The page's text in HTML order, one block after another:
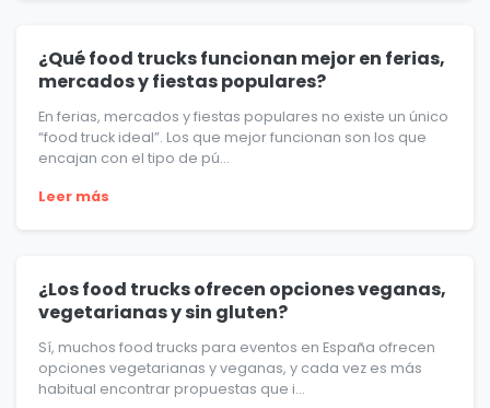
¿Qué food trucks funcionan mejor en ferias,
mercados y fiestas populares?
En ferias, mercados y fiestas populares no existe un único
“food truck ideal”. Los que mejor funcionan son los que
encajan con el tipo de pú...
Leer más
¿Los food trucks ofrecen opciones veganas,
vegetarianas y sin gluten?
Sí, muchos food trucks para eventos en España ofrecen
opciones vegetarianas y veganas, y cada vez es más
habitual encontrar propuestas que i...